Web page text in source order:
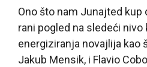
Ono što nam Junajted
rani pogled na sledeći nivo
energiziranja novajlija kao
Jakub Mensik, i Flavio